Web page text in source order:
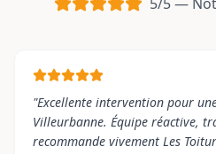
"Excellente intervention pour
Villeurbanne. Équipe réactive,
recommande vivement Les